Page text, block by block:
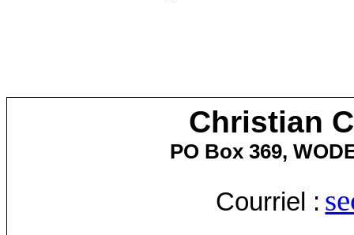
Christian
PO Box 369,
Courriel :